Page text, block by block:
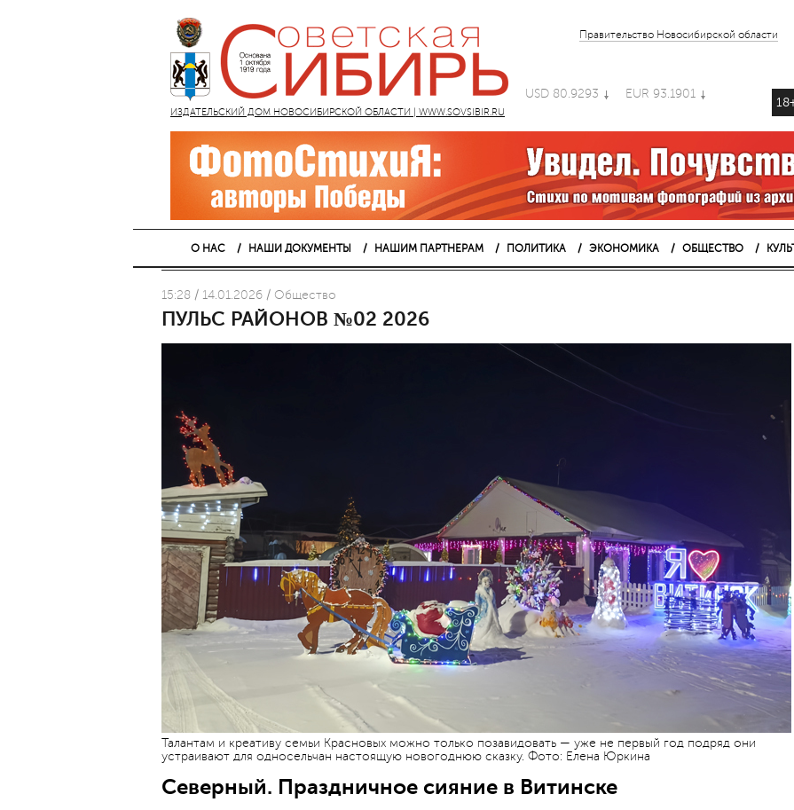
ИЗДАТЕЛЬСКИЙ ДОМ НОВОСИБИРСКОЙ ОБЛАСТИ | WWW.SOVSIBIR.RU
Правительство Новосибирской области
USD 80.9293 EUR 93.1901
О НАС НАШИ ДОКУМЕНТЫ НАШИМ ПАРТНЕРАМ ПОЛИТИКА ЭКОНОМИКА ОБЩЕСТВО
15:28 / 14.01.2026 / Общество
ПУЛЬС РАЙОНОВ №02 2026
Талантам и креативу семьи Красновых можно только позавидовать — уже не первый год подряд они
устраивают для односельчан настоящую новогоднюю сказку. Фото: Елена Юркина
Северный. Праздничное сияние в Витинске